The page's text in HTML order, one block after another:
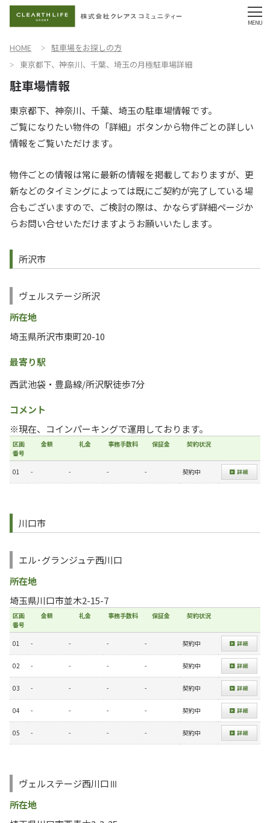
HOME
駐車場をお探しの方
東京都下、神奈川、千葉、埼玉の月極駐車場詳細
東京都下、神奈川、千葉、埼玉の駐車場情報です。
ご覧になりたい物件の「詳細」ボタンから物件ごとの詳しい
情報をご覧いただけます。
物件ごとの情報は常に最新の情報を掲載しておりますが、更
新などのタイミングによっては既にご契約が完了している場
合もございますので、ご検討の際は、かならず詳細ページか
らお問い合せいただけますようお願いいたします。
所沢市
ヴェルステージ所沢
所在地
埼玉県所沢市東町20-10
最寄り駅
西武池袋・豊島線/所沢駅徒歩7分
コメント
※現在、コインパーキングで運用しております。
区画
番号
金額 礼金 事務手数料 保証金 契約状況
01 - - - - 契約中
川口市
エル･グランジュテ西川口
所在地
埼玉県川口市並木2-15-7
区画
番号
金額 礼金 事務手数料 保証金 契約状況
01 - - - - 契約中
02 - - - - 契約中
03 - - - - 契約中
04 - - - - 契約中
05 - - - - 契約中
ヴェルステージ西川口Ⅲ
所在地